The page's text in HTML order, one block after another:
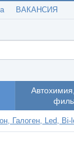
ВАКАНСИЯ
Галоген, Led, Bi-